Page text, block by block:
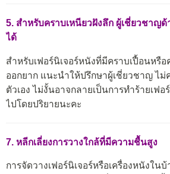
5. สำหรับคราบเหนียวฝังลึก ผู้เชี่ยวชาญด้
ได้
สำหรับเฟอร์นิเจอร์หนังที่มีคราบเปื้อนหรือ
ออกยาก แนะนำให้ปรึกษาผู้เชี่ยวชาญ ไม่
ตัวเอง ไม่งั้นอาจกลายเป็นการทำร้ายเฟอ
ไปโดยปริยายนะคะ
7. หลีกเลี่ยงการวางใกล้ที่มีความชื้นสูง
การจัดวางเฟอร์นิเจอร์หรือเครื่องหนังใน